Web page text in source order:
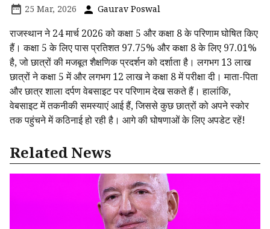
25 Mar, 2026 Gaurav Poswal
राजस्थान ने 24 मार्च 2026 को कक्षा 5 और कक्षा 8 के परिणाम घोषित किए
हैं। कक्षा 5 के लिए पास प्रतिशत 97.75% और कक्षा 8 के लिए 97.01%
है, जो छात्रों की मजबूत शैक्षणिक प्रदर्शन को दर्शाता है। लगभग 13 लाख
छात्रों ने कक्षा 5 में और लगभग 12 लाख ने कक्षा 8 में परीक्षा दी। माता-पिता
और छात्र शाला दर्पण वेबसाइट पर परिणाम देख सकते हैं। हालांकि,
वेबसाइट में तकनीकी समस्याएं आई हैं, जिससे कुछ छात्रों को अपने स्कोर
तक पहुंचने में कठिनाई हो रही है। आगे की घोषणाओं के लिए अपडेट रहें!
Related News